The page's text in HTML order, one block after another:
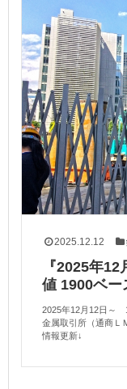
2025.12.12
『2025年
値 1900ベ
2025年12月12日～
金属取引所（通商Ｌ
情報更新↓